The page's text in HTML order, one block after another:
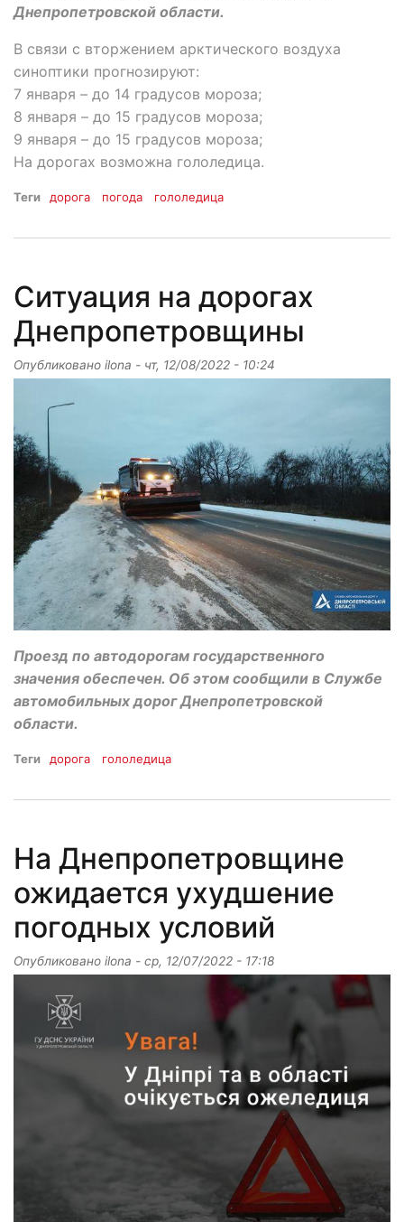
Днепропетровской области.
В связи с вторжением арктического воздуха
синоптики прогнозируют:
7 января – до 14 градусов мороза;
8 января – до 15 градусов мороза;
9 января – до 15 градусов мороза;
На дорогах возможна гололедица.
Теги дорога погода гололедица
Ситуация на дорогах
Днепропетровщины
Опубликовано ilona - чт, 12/08/2022 - 10:24
Проезд по автодорогам государственного
значения обеспечен. Об этом сообщили в Службе
автомобильных дорог Днепропетровской
области.
Теги дорога гололедица
На Днепропетровщине
ожидается ухудшение
погодных условий
Опубликовано ilona - ср, 12/07/2022 - 17:18